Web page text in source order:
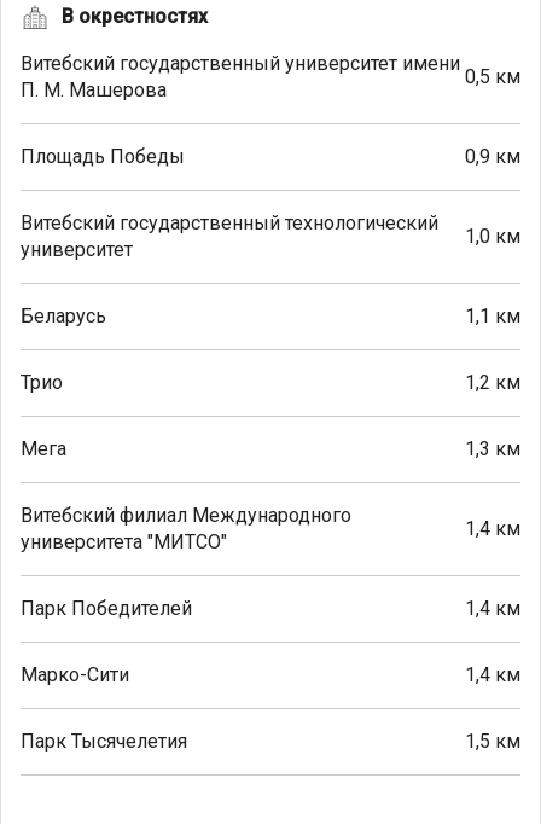
В окрестностях
Витебский государственный университет имени
П. М. Машерова
0,5 км
Площадь Победы 0,9 км
Витебский государственный технологический
университет
1,0 км
Беларусь 1,1 км
Трио 1,2 км
Мега 1,3 км
Витебский филиал Международного
университета "МИТСО"
1,4 км
Парк Победителей 1,4 км
Марко-Сити 1,4 км
Парк Тысячелетия 1,5 км